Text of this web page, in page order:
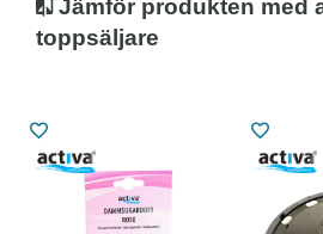
Jämför produkten med
toppsäljare